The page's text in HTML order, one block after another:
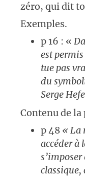
zéro, qui dit
Exemples.
p 16 : «
est
tue pas
du
Serge
Contenu de la
p 48 « La
accéder à
s’imposer
classique,